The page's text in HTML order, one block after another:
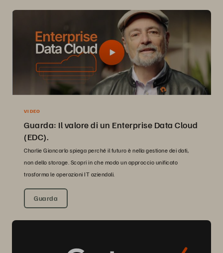
VIDEO
Guarda: Il valore di un Enterprise Data Cloud
(EDC).
Charlie Giancarlo spiega perché il futuro è nella gestione dei dati,
non dello storage. Scopri in che modo un approccio unificato
trasforma le operazioni IT aziendali.
Guarda